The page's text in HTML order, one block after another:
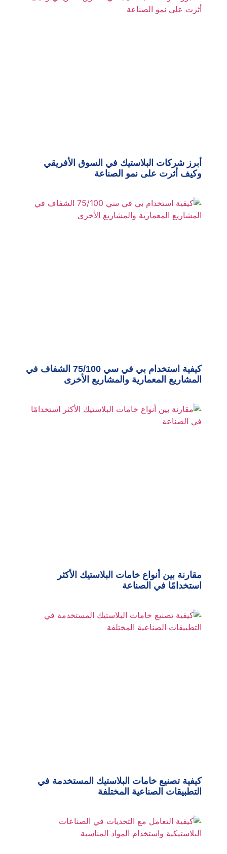
أبرز شركات البلاستيك في السوق الأفريقي
وكيف أثرت على نمو الصناعة
كيفية استخدام بي في سي 75/100 الشفاف في
المشاريع المعمارية والمشاريع الأخرى
مقارنة بين أنواع خامات البلاستيك الأكثر
استخدامًا في الصناعة
كيفية تصنيع خامات البلاستيك المستخدمة في
التطبيقات الصناعية المختلفة